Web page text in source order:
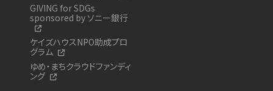
GIVING for SDGs
sponsored by ソニー銀行
ケイズハウスNPO助成プロ
グラム
ゆめ・まちクラウドファンディ
ング